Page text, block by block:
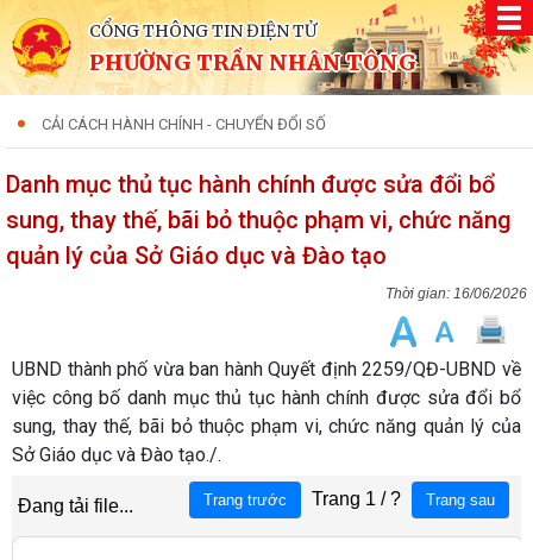
CỔNG THÔNG TIN ĐIỆN TỬ
PHƯỜNG TRẦN NHÂN TÔNG
CẢI CÁCH HÀNH CHÍNH - CHUYỂN ĐỔI SỐ
Danh mục thủ tục hành chính được sửa đổi bổ
sung, thay thế, bãi bỏ thuộc phạm vi, chức năng
quản lý của Sở Giáo dục và Đào tạo
16/06/2026
UBND thành phố vừa ban hành Quyết định 2259/QĐ-UBND về
việc công bố danh mục thủ tục hành chính được sửa đổi bổ
sung, thay thế, bãi bỏ thuộc phạm vi, chức năng quản lý của
Sở Giáo dục và Đào tạo./.